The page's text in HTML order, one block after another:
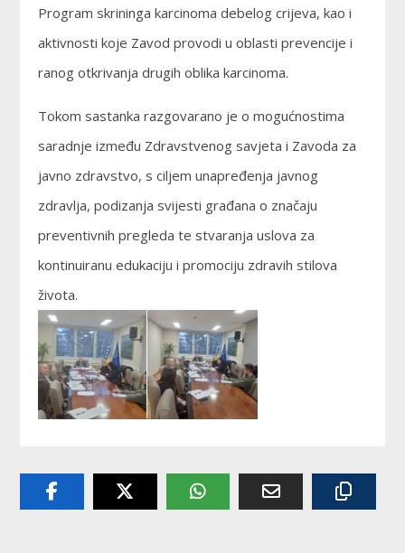
Program skrininga karcinoma debelog crijeva, kao i
aktivnosti koje Zavod provodi u oblasti prevencije i
ranog otkrivanja drugih oblika karcinoma.
Tokom sastanka razgovarano je o mogućnostima
saradnje između Zdravstvenog savjeta i Zavoda za
javno zdravstvo, s ciljem unapređenja javnog
zdravlja, podizanja svijesti građana o značaju
preventivnih pregleda te stvaranja uslova za
kontinuiranu edukaciju i promociju zdravih stilova
života.